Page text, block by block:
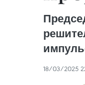
18/03/2025